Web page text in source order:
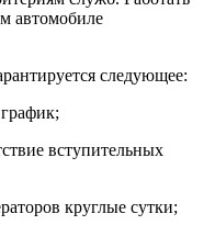
автомобиле
следующее:
вступительных
круглые сутки;